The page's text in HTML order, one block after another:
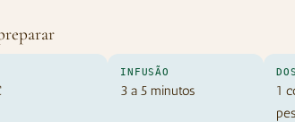
INFUSÃO
3 a 5 minutos
1